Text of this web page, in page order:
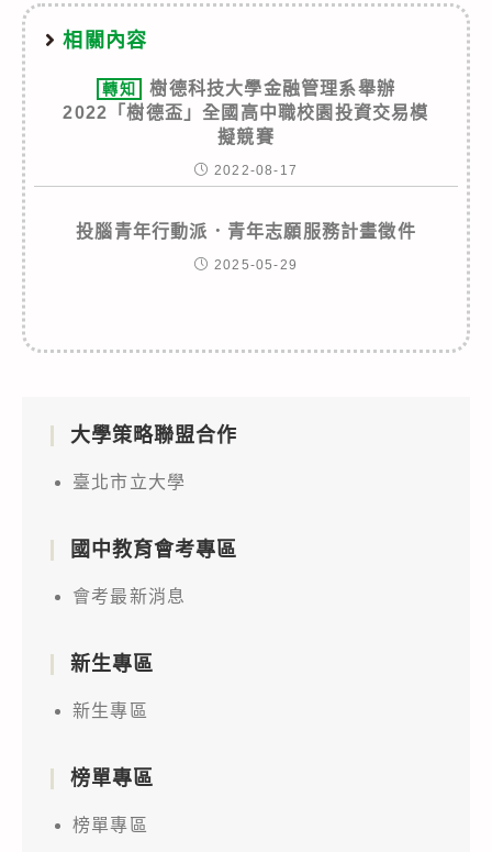
相關內容
轉知
樹德科技大學金融管理系舉辦
2022「樹德盃」全國高中職校園投資交易模
擬競賽
2022-08-17
投腦青年行動派．青年志願服務計畫徵件
2025-05-29
大學策略聯盟合作
臺北市立大學
國中教育會考專區
會考最新消息
新生專區
新生專區
榜單專區
榜單專區